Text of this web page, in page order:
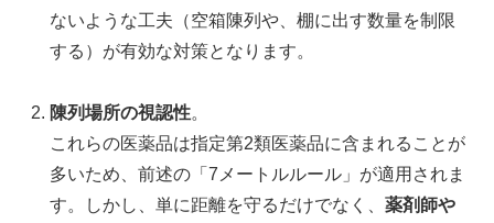
ないような工夫（空箱陳列や、棚に出す数量を制限
する）が有効な対策となります。
陳列場所の視認性。
これらの医薬品は指定第2類医薬品に含まれることが
多いため、前述の「7メートルルール」が適用されま
す。しかし、単に距離を守るだけでなく、薬剤師や